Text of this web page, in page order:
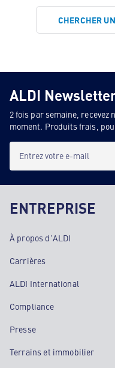
CHERCHER
ALDI
2 fois par semaine, recevez
moment. Produits frais,
Entrez votre e-mail
ENTREPRISE
À propos d'ALDI
Carrières
ALDI International
Compliance
Presse
Terrains et immobilier